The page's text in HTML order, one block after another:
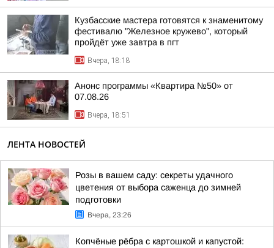
Кузбасские мастера готовятся к знаменитому
фестивалю "Железное кружево", который
пройдёт уже завтра в пгт
Вчера, 18:18
Анонс программы «Квартира №50» от
07.08.26
Вчера, 18:51
ЛЕНТА НОВОСТЕЙ
Розы в вашем саду: секреты удачного
цветения от выбора саженца до зимней
подготовки
Вчера, 23:26
Копчёные рёбра с картошкой и капустой: